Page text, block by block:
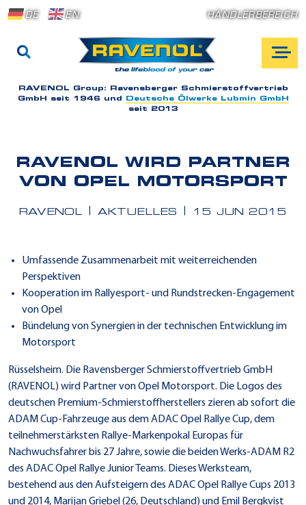
DE EN HÄNDLERBEREICH
RAVENOL Group: Ravensberger Schmierstoffvertrieb
GmbH seit 1946 und
Deutsche Ölwerke Lubmin GmbH
seit 2013
RAVENOL WIRD PARTNER
VON OPEL MOTORSPORT
RAVENOL AKTUELLES 15 JUN 2015
Umfassende Zusammenarbeit mit weiterreichenden
Perspektiven
Kooperation im Rallyesport- und Rundstrecken-Engagement
von Opel
Bündelung von Synergien in der technischen Entwicklung im
Motorsport
Rüsselsheim. Die Ravensberger Schmierstoffvertrieb GmbH
(RAVENOL) wird Partner von Opel Motorsport. Die Logos des
deutschen Premium-Schmierstoffherstellers zieren ab sofort die
ADAM Cup-Fahrzeuge aus dem ADAC Opel Rallye Cup, dem
teilnehmerstärksten Rallye-Markenpokal Europas für
Nachwuchsfahrer bis 27 Jahre, sowie die beiden Werks-ADAM R2
des ADAC Opel Rallye Junior Teams. Dieses Werksteam,
bestehend aus den Aufsteigern des ADAC Opel Rallye Cups 2013
und 2014, Marijan Griebel (26, Deutschland) und Emil Bergkvist